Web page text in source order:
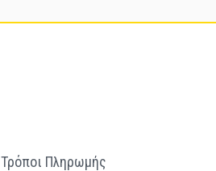
Τρόποι Πληρωμής